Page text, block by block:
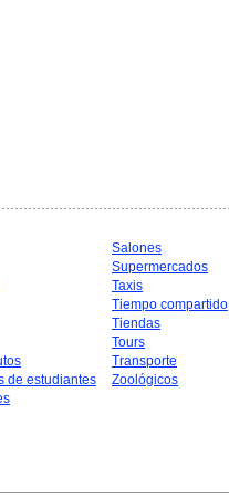
de estudiantes
Salones
Supermercados
Taxis
Tiempo compartido
Tiendas
Tours
Transporte
Zoológicos